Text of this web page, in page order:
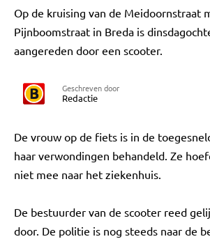
Op de kruising van de Meidoornstraat
Pijnboomstraat in Breda is
aangereden door een scooter.
Geschreven door
Redactie
De vrouw op de fiets is in de
haar verwondingen behandeld. Ze
niet mee naar het ziekenhuis.
De bestuurder van de scooter reed
door. De politie is nog steeds naar de